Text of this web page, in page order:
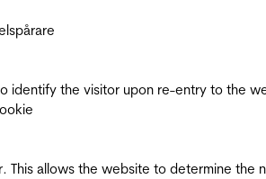
identify the visitor upon re-entry to the
This allows the website to determine the